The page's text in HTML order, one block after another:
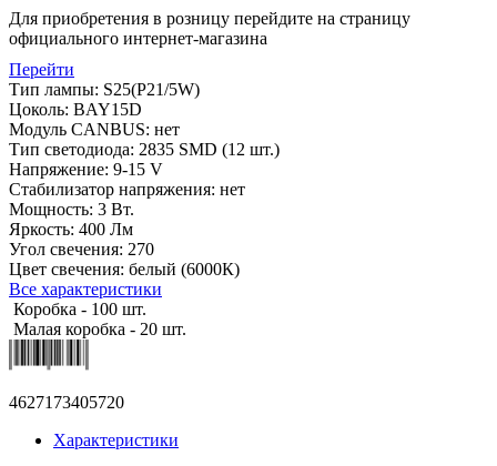
Для приобретения в розницу перейдите на страницу
официального интернет-магазина
Перейти
Тип лампы: S25(P21/5W)
Цоколь: BAY15D
Модуль CANBUS: нет
Тип светодиода: 2835 SMD (12 шт.)
Напряжение: 9-15 V
Стабилизатор напряжения: нет
Мощность: 3 Вт.
Яркость: 400 Лм
Угол свечения: 270
Цвет свечения: белый (6000К)
Все характеристики
Коробка - 100 шт.
Малая коробка - 20 шт.
4627173405720
Характеристики